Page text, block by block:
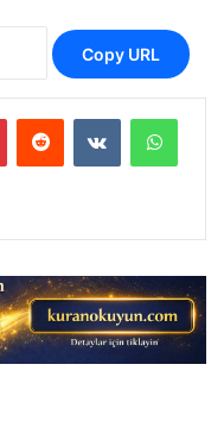
Copy URL
PinterestReddit VKontakte